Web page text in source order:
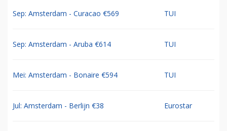
Sep: Amsterdam - Curacao €569 TUI
Sep: Amsterdam - Aruba €614 TUI
Mei: Amsterdam - Bonaire €594 TUI
Jul: Amsterdam - Berlijn €38 Eurostar